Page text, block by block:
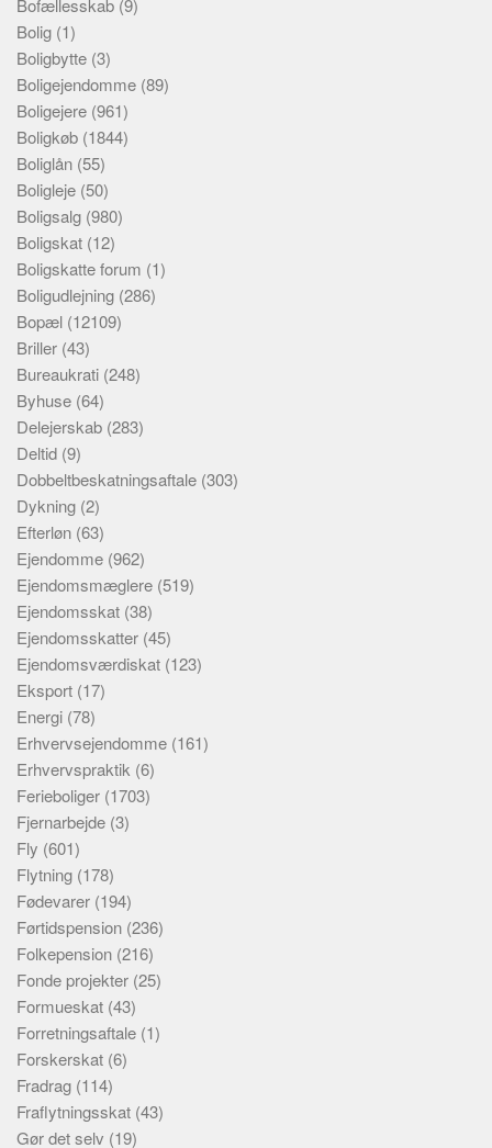
Bofællesskab (9)
Bolig (1)
Boligbytte (3)
Boligejendomme (89)
Boligejere (961)
Boligkøb (1844)
Boliglån (55)
Boligleje (50)
Boligsalg (980)
Boligskat (12)
Boligskatte forum (1)
Boligudlejning (286)
Bopæl (12109)
Briller (43)
Bureaukrati (248)
Byhuse (64)
Delejerskab (283)
Deltid (9)
Dobbeltbeskatningsaftale (303)
Dykning (2)
Efterløn (63)
Ejendomme (962)
Ejendomsmæglere (519)
Ejendomsskat (38)
Ejendomsskatter (45)
Ejendomsværdiskat (123)
Eksport (17)
Energi (78)
Erhvervsejendomme (161)
Erhvervspraktik (6)
Ferieboliger (1703)
Fjernarbejde (3)
Fly (601)
Flytning (178)
Fødevarer (194)
Førtidspension (236)
Folkepension (216)
Fonde projekter (25)
Formueskat (43)
Forretningsaftale (1)
Forskerskat (6)
Fradrag (114)
Fraflytningsskat (43)
Gør det selv (19)